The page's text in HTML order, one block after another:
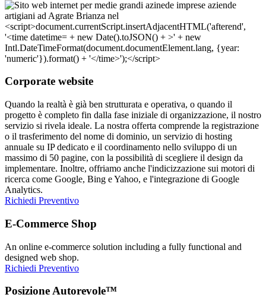
Corporate website
Quando la realtà è già ben strutturata e operativa, o quando il
progetto è completo fin dalla fase iniziale di organizzazione, il nostro
servizio si rivela ideale. La nostra offerta comprende la registrazione
o il trasferimento del nome di dominio, un servizio di hosting
annuale su IP dedicato e il coordinamento nello sviluppo di un
massimo di 50 pagine, con la possibilità di scegliere il design da
implementare. Inoltre, offriamo anche l'indicizzazione sui motori di
ricerca come Google, Bing e Yahoo, e l'integrazione di Google
Analytics.
Richiedi Preventivo
E-Commerce Shop
An online e-commerce solution including a fully functional and
designed web shop.
Richiedi Preventivo
Posizione Autorevole™